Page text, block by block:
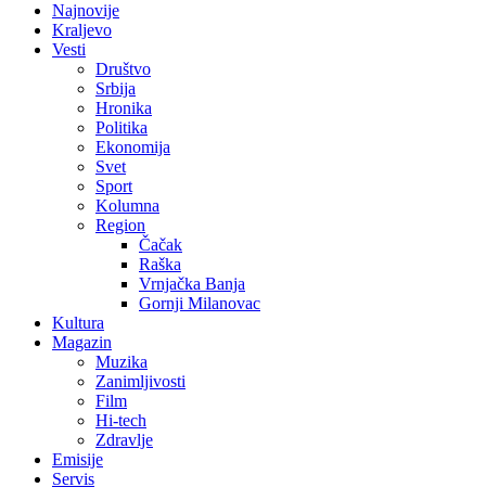
Najnovije
Kraljevo
Vesti
Društvo
Srbija
Hronika
Politika
Ekonomija
Svet
Sport
Kolumna
Region
Čačak
Raška
Vrnjačka Banja
Gornji Milanovac
Kultura
Magazin
Muzika
Zanimljivosti
Film
Hi-tech
Zdravlje
Emisije
Servis